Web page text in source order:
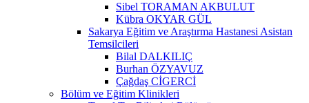
Sibel TORAMAN AKBULUT
Kübra OKYAR GÜL
Sakarya Eğitim ve Araştırma Hastanesi Asistan
Temsilcileri
Bilal DALKILIÇ
Burhan ÖZYAVUZ
Çağdaş CİGERCİ
Bölüm ve Eğitim Klinikleri